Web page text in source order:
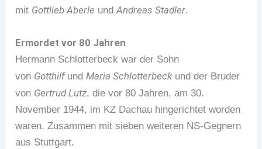
mit Gottlieb Aberle undAndreas Stadler.
Ermordet vor 80 Jahren
Hermann Schlotterbeck war der Sohn
von Gotthilf undMaria Schlotterbeckund der Bruder
von Gertrud Lutz, die vor 80 Jahren, am 30.
November 1944, im KZ Dachau hingerichtet worden
waren. Zusammen mit sieben weiteren NS-Gegnern
aus Stuttgart.